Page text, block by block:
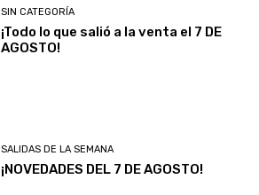
SIN CATEGORÍA
¡Todo lo que salió a la venta el 7 DE
AGOSTO!
SALIDAS DE LA SEMANA
¡NOVEDADES DEL 7 DE AGOSTO!